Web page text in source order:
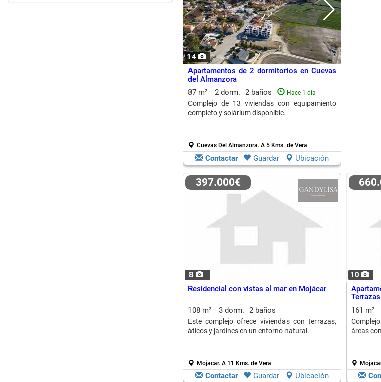
14
Apartamentos de 2 dormitorios en Cuevas
del Almanzora
87 m²
2 dorm. 2 baños Hace 1 día
Complejo de 13 viviendas con equipamiento
completo y solárium disponible.
Cuevas Del Almanzora. A 5 Kms. de Vera
Contactar Guardar Ubicación
8
397.000€
Residencial con vistas al mar en Mojácar
108 m² 3 dorm. 2 baños
Este complejo ofrece viviendas con terrazas,
áticos y jardines en un entorno natural.
Mojacar. A 11 Kms. de Vera
Contactar Guardar Ubicación
10
161 m²
áreas